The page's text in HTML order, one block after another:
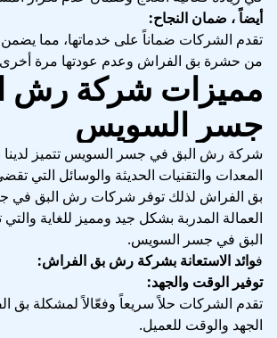
أيضاً ، ضمان النجاح:
تقدم الشركات ضماناً على خدماتها، مما
من حشرة بق الفراش وعدم عودتها مرة
مميزات شركة رش
جسر السويس
شركة رش البق في جسر السويس تتميز لدينا
المعدات والتقنيات الحديثة والوسائل التي
بق الفراش لذلك توفر شركات رش البق في
العمالة المدربة بشكل جيد ومميز للغاية
البق في جسر السويس.
فوائد الاستعانة بشركة رش بق الفراش:
توفير الوقت والجهد:
تقدم الشركات حلاً سريعاً وفعّالاً لمشكلة بق
الجهد والوقت للعميل.